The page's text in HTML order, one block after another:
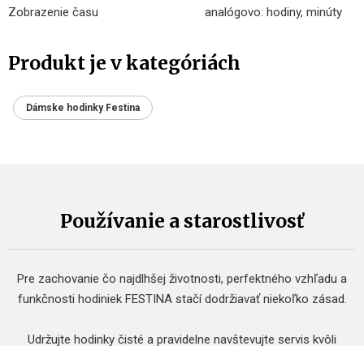
Zobrazenie času
analógovo: hodiny, minúty
Produkt je v kategóriách
Dámske hodinky Festina
Používanie a starostlivosť
Pre zachovanie čo najdlhšej životnosti, perfektného vzhľadu a
funkčnosti hodiniek FESTINA stačí dodržiavať niekoľko zásad.
Udržujte hodinky čisté a pravidelne navštevujte servis kvôli